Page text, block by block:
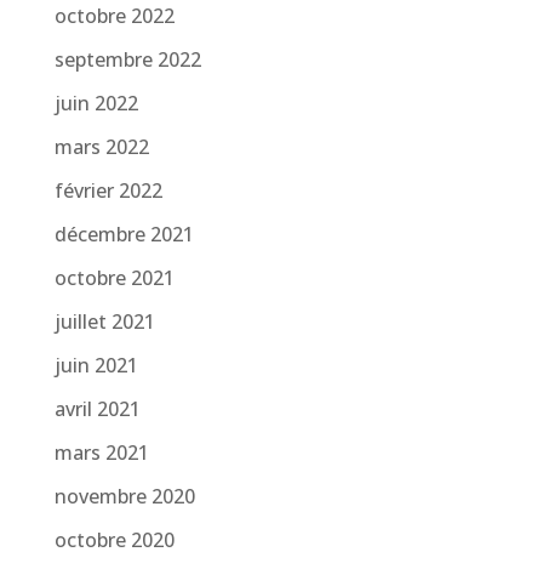
octobre 2022
septembre 2022
juin 2022
mars 2022
février 2022
décembre 2021
octobre 2021
juillet 2021
juin 2021
avril 2021
mars 2021
novembre 2020
octobre 2020